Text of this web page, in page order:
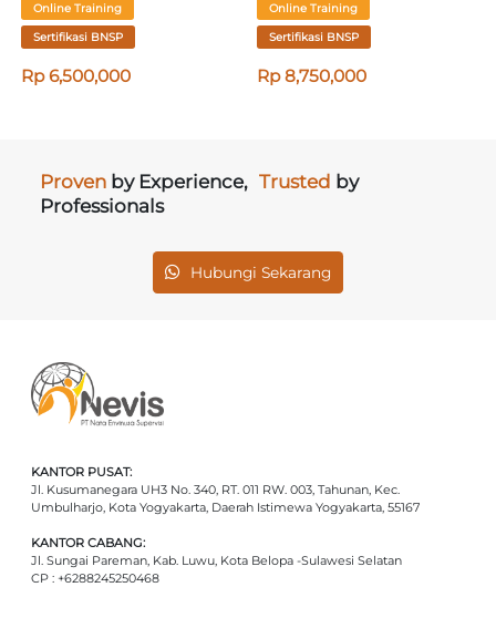
Online Training
Sertifikasi BNSP
Rp 6,500,000
Online Training
Sertifikasi BNSP
Rp 8,750,000
Provenby Experience, Trusted by
Professionals
Hubungi Sekarang
KANTOR PUSAT:
Jl. Kusumanegara UH3 No. 340, RT. 011 RW. 003, Tahunan, Kec.
Umbulharjo, Kota Yogyakarta, Daerah Istimewa Yogyakarta, 55167
KANTOR CABANG:
Jl. Sungai Pareman, Kab. Luwu, Kota Belopa -Sulawesi Selatan
CP : +6288245250468